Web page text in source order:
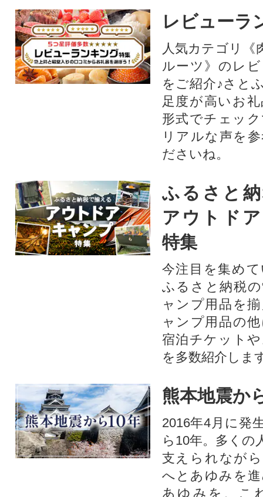
てお届けします。
レビューラ
人気カテゴリ《
ルーツ》のレ
をご紹介♪さと
足度が高いお
形式でチェッ
リアルな声を
ださいね。
ふるさと
アウトド
特集
今注目を集め
ふるさと納税
ャンプ用品を
ャンプ用品の
宿泊チケット
を多数紹介しま
熊本地震か
2016年4月に発
ら10年。多くの
支えられなが
へとあゆみを
あゆみを、こ